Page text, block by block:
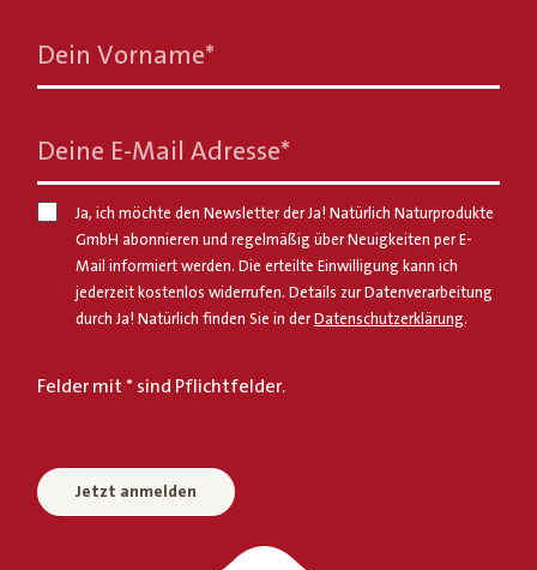
Dein Vorname*
Deine E-Mail Adresse*
Ja, ich möchte den Newsletter der Ja! Natürlich Naturprodukte
GmbH abonnieren und regelmäßig über Neuigkeiten per E-
Mail informiert werden. Die erteilte Einwilligung kann ich
jederzeit kostenlos widerrufen. Details zur Datenverarbeitung
durch Ja! Natürlich finden Sie in derDatenschutzerklärung.
Felder mit * sind Pflichtfelder.
Jetzt anmelden